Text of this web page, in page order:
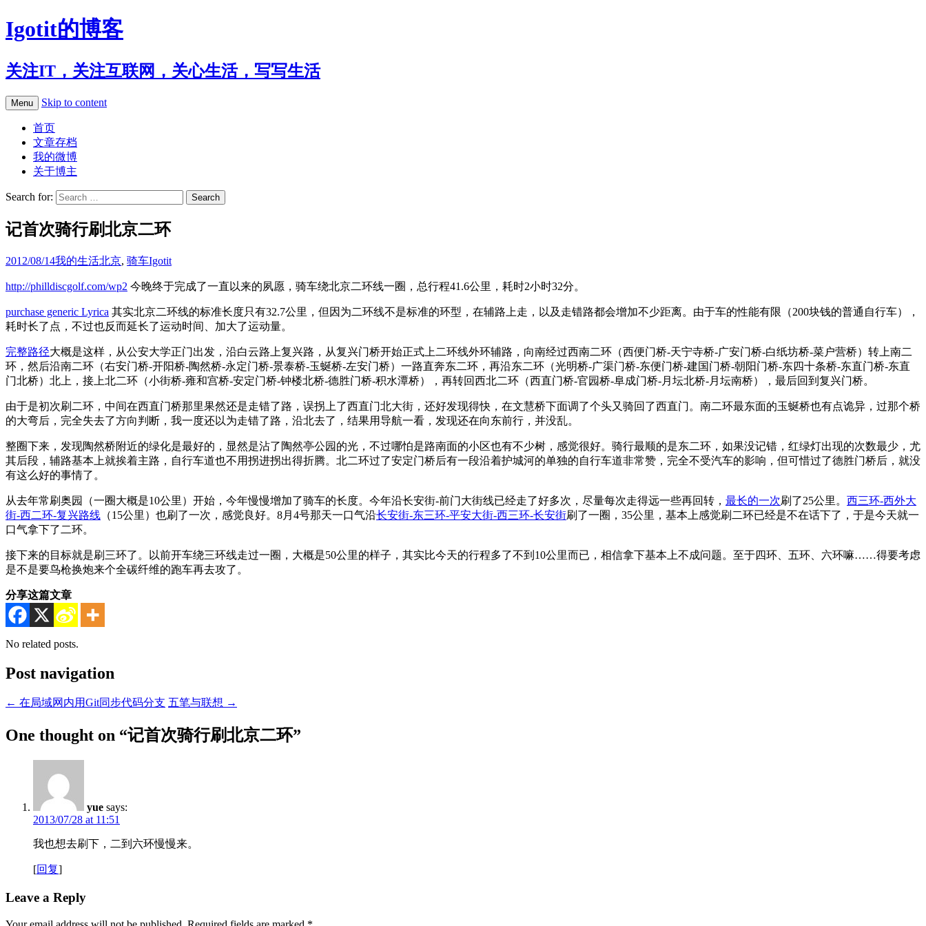
Igotit的博客
关注IT，关注互联网，关心生活，写写生活
Menu Skip to content
首页
文章存档
我的微博
关于博主
Search for:
记首次骑行刷北京二环
2012/08/14我的生活北京, 骑车Igotit
http://philldiscgolf.com/wp2 今晚终于完成了一直以来的夙愿，骑车绕北京二环线一圈，总行程41.6公里，耗时2小时32分。
purchase generic Lyrica 其实北京二环线的标准长度只有32.7公里，但因为二环线不是标准的环型，在辅路上走，以及走错路都会增加不少距离。由于车的性能有限（200块钱的普通自行车），
耗时长了点，不过也反而延长了运动时间、加大了运动量。
完整路径大概是这样，从公安大学正门出发，沿白云路上复兴路，从复兴门桥开始正式上二环线外环辅路，向南经过西南二环（西便门桥-天宁寺桥-广安门桥-白纸坊桥-菜户营桥）转上南二
环，然后沿南二环（右安门桥-开阳桥-陶然桥-永定门桥-景泰桥-玉蜒桥-左安门桥）一路直奔东二环，再沿东二环（光明桥-广渠门桥-东便门桥-建国门桥-朝阳门桥-东四十条桥-东直门桥-东直
门北桥）北上，接上北二环（小街桥-雍和宫桥-安定门桥-钟楼北桥-德胜门桥-积水潭桥），再转回西北二环（西直门桥-官园桥-阜成门桥-月坛北桥-月坛南桥），最后回到复兴门桥。
由于是初次刷二环，中间在西直门桥那里果然还是走错了路，误拐上了西直门北大街，还好发现得快，在文慧桥下面调了个头又骑回了西直门。南二环最东面的玉蜒桥也有点诡异，过那个桥
的大弯后，完全失去了方向判断，我一度还以为走错了路，沿北去了，结果用导航一看，发现还在向东前行，并没乱。
整圈下来，发现陶然桥附近的绿化是最好的，显然是沾了陶然亭公园的光，不过哪怕是路南面的小区也有不少树，感觉很好。骑行最顺的是东二环，如果没记错，红绿灯出现的次数最少，尤
其后段，辅路基本上就挨着主路，自行车道也不用拐进拐出得折腾。北二环过了安定门桥后有一段沿着护城河的单独的自行车道非常赞，完全不受汽车的影响，但可惜过了德胜门桥后，就没
有这么好的事情了。
从去年常刷奥园（一圈大概是10公里）开始，今年慢慢增加了骑车的长度。今年沿长安街-前门大街线已经走了好多次，尽量每次走得远一些再回转， 最长的一次刷了25公里。 西三环-西外大
街-西二环-复兴路线 （15公里）也刷了一次，感觉良好。8月4号那天一口气沿长安街-东三环-平安大街-西三环-长安街刷了一圈，35公里，基本上感觉刷二环已经是不在话下了，于是今天就一
口气拿下了二环。
接下来的目标就是刷三环了。以前开车绕三环线走过一圈，大概是50公里的样子，其实比今天的行程多了不到10公里而已，相信拿下基本上不成问题。至于四环、五环、六环嘛……得要考虑
是不是要鸟枪换炮来个全碳纤维的跑车再去攻了。
分享这篇文章
No related posts.
Post navigation
← 在局域网内用Git同步代码分支 五笔与联想 →
One thought on “记首次骑行刷北京二环”
yue says:
2013/07/28 at 11:51
我也想去刷下，二到六环慢慢来。
[回复]
Leave a Reply